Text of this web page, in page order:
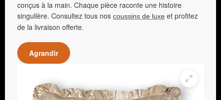
conçus à la main. Chaque pièce raconte une histoire
singulière. Consultez tous nos coussins de luxe et profitez
de la livraison offerte.
Agrandir